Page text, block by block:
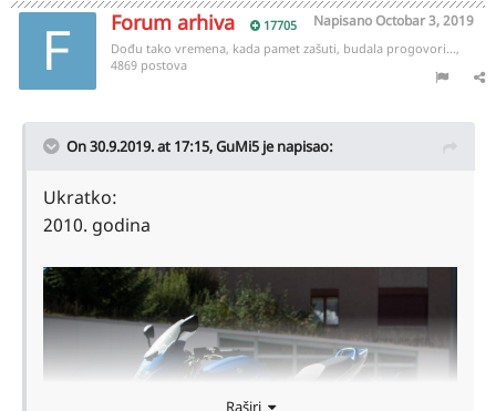
Forum arhiva 17705 NapisanoOctobar 3, 2019
Dođu tako vremena, kada pamet zašuti, budala progovori...,
4869 postova
On 30.9.2019. at 17:15,GuMi5 je napisao:
Ukratko:
2010. godina
Raširi